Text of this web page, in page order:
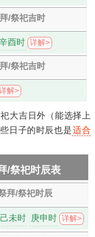
/祭祀吉时
酉时 详解>
/祭祀吉时
解>
大吉日外（能选择上
日子的时辰也是适合
/祭祀时辰表
拜/祭祀时辰
己未时 庚申时 详解>